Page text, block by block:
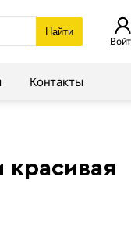
Найти
Контакты